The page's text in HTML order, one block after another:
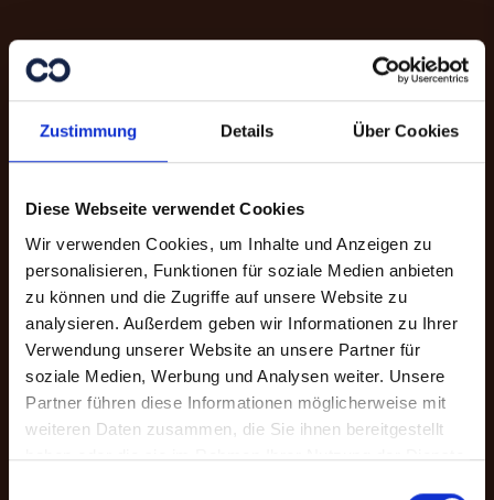
Zustimmung Details Über Cookies
Diese Webseite verwendet Cookies
Wir verwenden Cookies, um Inhalte und Anzeigen zu
personalisieren, Funktionen für soziale Medien anbieten
zu können und die Zugriffe auf unsere Website zu
analysieren. Außerdem geben wir Informationen zu Ihrer
Verwendung unserer Website an unsere Partner für
soziale Medien, Werbung und Analysen weiter. Unsere
Partner führen diese Informationen möglicherweise mit
weiteren Daten zusammen, die Sie ihnen bereitgestellt
haben oder die sie im Rahmen Ihrer Nutzung der Dienste
Danke für Ihre
Unterstützung.
Mit Ihrer Online-Spende unterstützen
Sie Menschen in Not. Sie haben die